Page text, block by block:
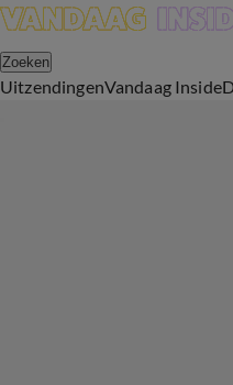
Zoeken
UitzendingenVandaag Inside